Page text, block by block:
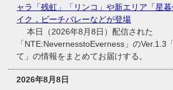
ャラ「残虹」「リンコ」や新エリア「星
イク，ビーチバレーなどが登場
本日（2026年8月8日）配信された
「NTE:NevernesstoEverness」のVer.1.3
て」の情報をまとめてお届けする。
2026年8月8日